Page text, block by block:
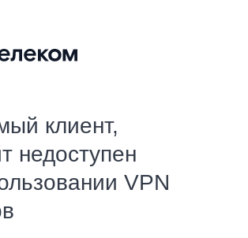
клиент,
недоступен
VPN